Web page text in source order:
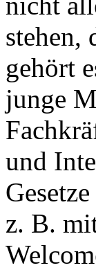
stehen,
gehört
junge
und
z. B.